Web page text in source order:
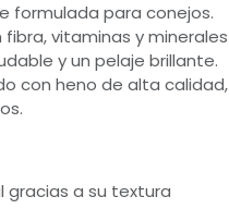
formulada para conejos.
fibra, vitaminas y minerales
y un pelaje brillante.
con heno de alta calidad,
gracias a su textura